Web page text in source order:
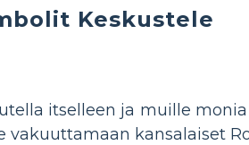
Keskustele
itselleen ja muille
kansalaiset